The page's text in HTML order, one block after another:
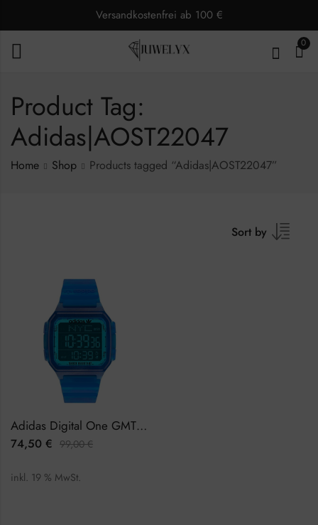
Versandkostenfrei ab 100 €
0
Product Tag:
Adidas|AOST22047
Home Shop Products tagged “Adidas|AOST22047”
Sort by
Adidas Digital One GMT AOST22047 Herrenuhr Chronograph
74,50 € 99,00€
inkl. 19 % MwSt.